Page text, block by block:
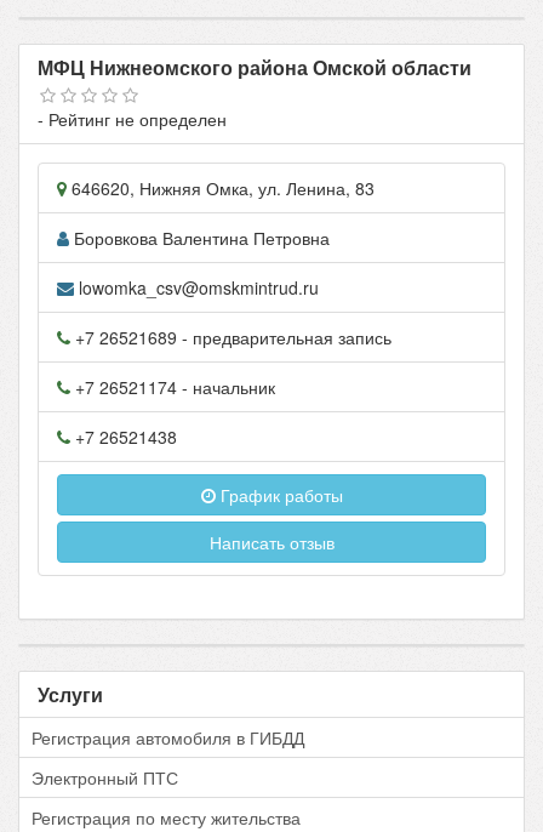
МФЦ Нижнеомского района Омской области
- Рейтинг не определен
646620, Нижняя Омка, ул. Ленина, 83
Боровкова Валентина Петровна
lowomka_csv@omskmintrud.ru
+7 26521689 - предварительная запись
+7 26521174 - начальник
+7 26521438
График работы
Написать отзыв
Услуги
Регистрация автомобиля в ГИБДД
Электронный ПТС
Регистрация по месту жительства